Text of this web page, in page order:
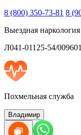
8 (800) 350-73-81 8
Выездная
Л041-01125-54/
Похмельная служба
Владимир